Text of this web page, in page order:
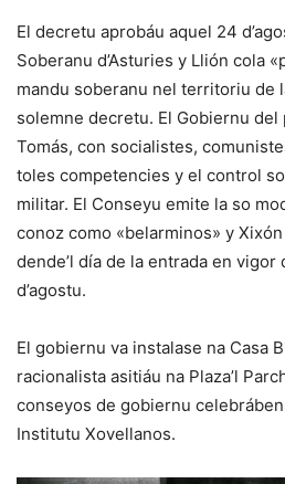
El decretu aprobáu aquel 24
Soberanu d’Asturies y Llión cola
mandu soberanu nel territoriu de
solemne decretu. El Gobiernu
Tomás, con socialistes,
toles competencies y el control
militar. El Conseyu emite la so
conoz como «belarminos» y
dende’l día de la entrada en
d’agostu.
El gobiernu va instalase na Casa
racionalista asitiáu na Plaza’l
conseyos de gobiernu
Institutu Xovellanos.